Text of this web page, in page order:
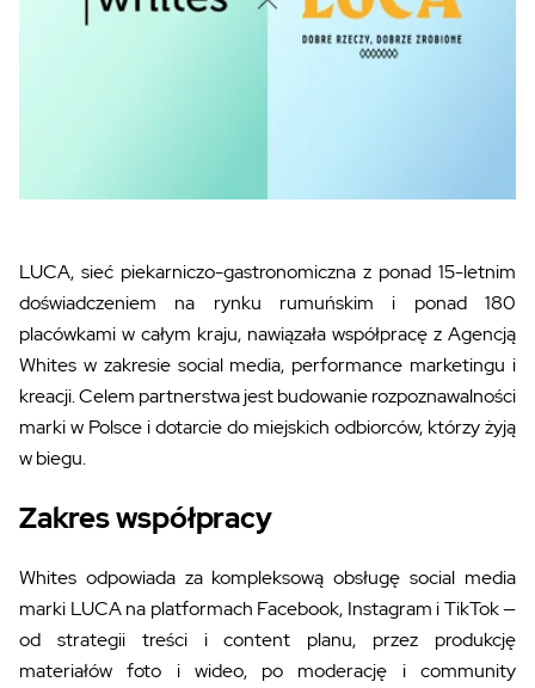
LUCA, sieć piekarniczo-gastronomiczna z ponad 15-letnim
doświadczeniem na rynku rumuńskim i ponad 180
placówkami w całym kraju, nawiązała współpracę z Agencją
Whites w zakresie social media, performance marketingu i
kreacji. Celem partnerstwa jest budowanie rozpoznawalności
marki w Polsce i dotarcie do miejskich odbiorców, którzy żyją
w biegu.
Zakres współpracy
Whites odpowiada za kompleksową obsługę social media
marki LUCA na platformach Facebook, Instagram i TikTok —
od strategii treści i content planu, przez produkcję
materiałów foto i wideo, po moderację i community